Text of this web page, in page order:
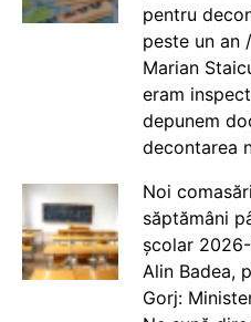
pentru
peste un an
Marian
eram
depunem
decontarea
Noi
săptămâni
școlar
Alin Badea,
Gorj: